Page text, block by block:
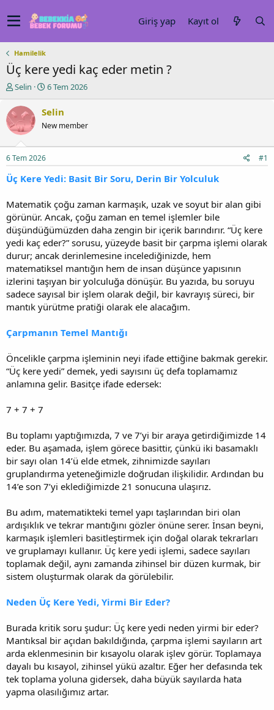
Giriş yap Kayıt ol
Hamilelik
Üç kere yedi kaç eder metin ?
K
n
u
y
a
l
t
a
n
Selin
B
ş
l
a
ç
t
r
i
h
i
6 Tem 2026
Selin
New member
6 Tem 2026 #1
Üç Kere Yedi: Basit Bir Soru, Derin Bir Yolculuk
Matematik çoğu zaman karmaşık, uzak ve soyut bir alan gibi
görünür. Ancak, çoğu zaman en temel işlemler bile
düşündüğümüzden daha zengin bir içerik barındırır. “Üç kere
yedi kaç eder?” sorusu, yüzeyde basit bir çarpma işlemi olarak
durur; ancak derinlemesine incelediğinizde, hem
matematiksel mantığın hem de insan düşünce yapısının
izlerini taşıyan bir yolculuğa dönüşür. Bu yazıda, bu soruyu
sadece sayısal bir işlem olarak değil, bir kavrayış süreci, bir
mantık yürütme pratiği olarak ele alacağım.
Çarpmanın Temel Mantığı
Öncelikle çarpma işleminin neyi ifade ettiğine bakmak gerekir.
“Üç kere yedi” demek, yedi sayısını üç defa toplamamız
anlamına gelir. Basitçe ifade edersek:
7 + 7 + 7
Bu toplamı yaptığımızda, 7 ve 7’yi bir araya getirdiğimizde 14
eder. Bu aşamada, işlem görece basittir, çünkü iki basamaklı
bir sayı olan 14’ü elde etmek, zihnimizde sayıları
gruplandırma yeteneğimizle doğrudan ilişkilidir. Ardından bu
14’e son 7’yi eklediğimizde 21 sonucuna ulaşırız.
Bu adım, matematikteki temel yapı taşlarından biri olan
ardışıklık ve tekrar mantığını gözler önüne serer. İnsan beyni,
karmaşık işlemleri basitleştirmek için doğal olarak tekrarları
ve gruplamayı kullanır. Üç kere yedi işlemi, sadece sayıları
toplamak değil, aynı zamanda zihinsel bir düzen kurmak, bir
sistem oluşturmak olarak da görülebilir.
Neden Üç Kere Yedi, Yirmi Bir Eder?
Burada kritik soru şudur: Üç kere yedi neden yirmi bir eder?
Mantıksal bir açıdan bakıldığında, çarpma işlemi sayıların art
arda eklenmesinin bir kısayolu olarak işlev görür. Toplamaya
dayalı bu kısayol, zihinsel yükü azaltır. Eğer her defasında tek
tek toplama yoluna gidersek, daha büyük sayılarda hata
yapma olasılığımız artar.